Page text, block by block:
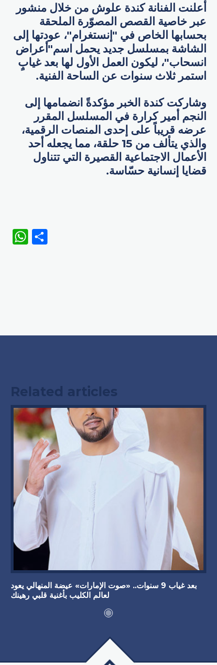
أعلنت الفنانة كندة علوش من خلال منشور
عبر خاصية القصص المصوّرة الملحقة
بحسابها الخاص في "إنستغرام"، عودتها إلى
الشاشة بمسلسل جديد يحمل اسم"أعراض
انسحاب"، ليكون العمل الأول لها بعد غيابٍ
استمر ثلاث سنوات عن الساحة الفنية.
وشاركت كندة الخبر مؤكدةً انضمامها إلى
النجم أمير كرارة في المسلسل المقرر
عرضه قريباً على إحدى المنصات الرقمية،
والذي يتألف من 15 حلقة، مما يجعله أحد
الأعمال الاجتماعية القصيرة التي تتناول
قضايا إنسانية حسّاسة.
WhatsApp
Related articles
بعد غياب 9 سنوات.. «صوت الإمارات» عيضة المنهالي يعود
لعالم الكليب بأغنية قلبي رهينك